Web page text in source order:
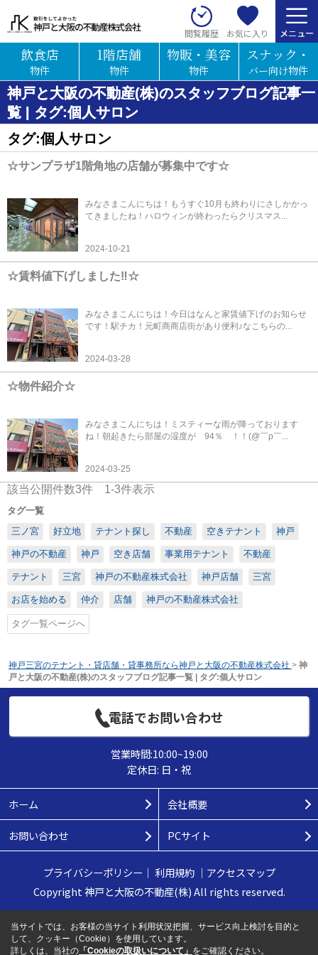
閲覧履歴 お気に入り
飲食店
物件
1階店舗
物件
物販・美容
物件
スナック・
バー向け物件
神戸と大阪の不動産(株)のスタッフブログ記事一
覧 | タグ:個人サロン
タグ:個人サロン
☆サンプラザ1階角地の店舗が募集中です☆
みなさまこんにちは！もうすぐ10月も終わりにさしかかっ
てきましたね！ハロウィンが終わったらクリスマス...
2024-10-21
☆賃料値下げしました‼☆
みなさまこんにちは！今日はなんと家賃値下げのお知らせ
です！駅チカ！元町商商店街があり便利♪なこちらの...
2024-03-28
☆物件紹介☆
みなさまこんにちは！ミスティーな雨が降っております
ね！朝起きたら部屋の湿度が 94％ ！！(@￣ρ￣...
2024-03-25
該当公開件数3件 1-3件表示
タグ一覧
三ノ宮
好立地 テナント探し 不動産 空きテナント 神戸
神戸の不動産 神戸 空き店舗 事業用テナント 不動産
テナント 三宮 神戸の不動産株式会社 神戸店舗 三宮
お店を始める 仲介 店舗 神戸の不動産株式会社
タグ一覧ページへ
神戸三宮のテナント・貸店舗・貸事務所なら神戸と大阪の不動産株式会社 > 神
戸と大阪の不動産(株)のスタッフブログ記事一覧 | タグ:個人サロン
電話でお問い合わせ
営業時間:10:00~19:00
定休日: 日・祝
ホーム 会社概要
お問い合わせ PCサイト
プライバシーポリシー ｜ 利用規約｜ アクセスマップ
Copyright 神戸と大阪の不動産(株) All rights reserved.
当サイトでは、お客様の当サイト利用状況把握、サービス向上検討を目的と
して、クッキー（Cookie）を使用しています。
詳しくは、当社の 「Cookieの取扱いについて」 をご確認ください。